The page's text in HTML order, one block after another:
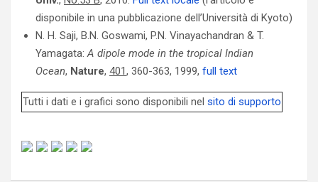
disponibile in una pubblicazione dell’Università di Kyoto)
N. H. Saji, B.N. Goswami, P.N. Vinayachandran & T.
Yamagata:A dipole mode in the tropical Indian
Ocean, Nature, 401, 360-363, 1999, full text
Tutti i dati e i grafici sono disponibili nel sito di supporto